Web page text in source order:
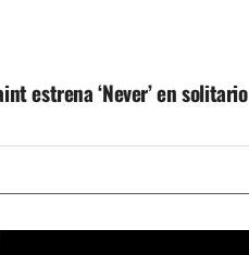
estrena ‘Never’ en solitario